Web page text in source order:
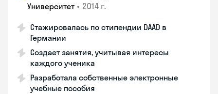
Университет • 2014 г.
Стажировалась по стипендии DAAD в
Германии
Создает занятия, учитывая интересы
каждого ученика
Разработала собственные электронные
учебные пособия